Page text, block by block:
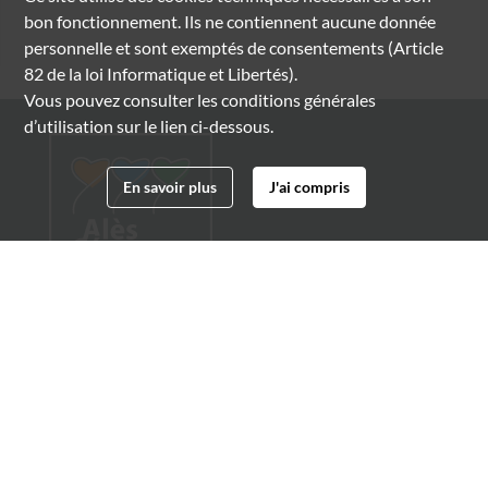
bon fonctionnement. Ils ne contiennent aucune donnée
personnelle et sont exemptés de consentements (Article
82 de la loi Informatique et Libertés).
Vous pouvez consulter les conditions générales
d’utilisation sur le lien ci-dessous.
En savoir plus J'ai compris